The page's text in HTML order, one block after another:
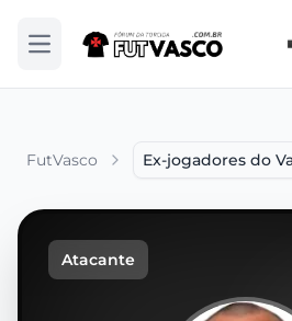
Abrir menu
FutVasco Ex-jogadores do
Atacante